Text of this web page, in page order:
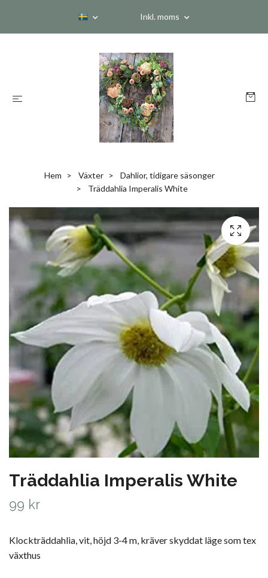
Inkl. moms
Hem Växter
Dahlior, tidigare säsonger
Träddahlia Imperalis White
Träddahlia Imperalis White
99 kr
Klockträddahlia, vit, höjd 3-4 m, kräver skyddat läge som tex
växthus